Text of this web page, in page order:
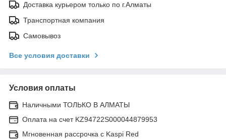
Доставка курьером только по г.Алматы
Транспортная компания
Самовывоз
Все условия доставки
Условия оплаты
Наличными ТОЛЬКО В АЛМАТЫ
Оплата на счет KZ94722S000044879953
Мгновенная рассрочка с Kaspi Red